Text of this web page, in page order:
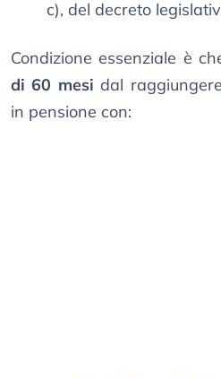
c), del decreto
Condizione essenziale è
di 60 mesi dal
in pensione con: